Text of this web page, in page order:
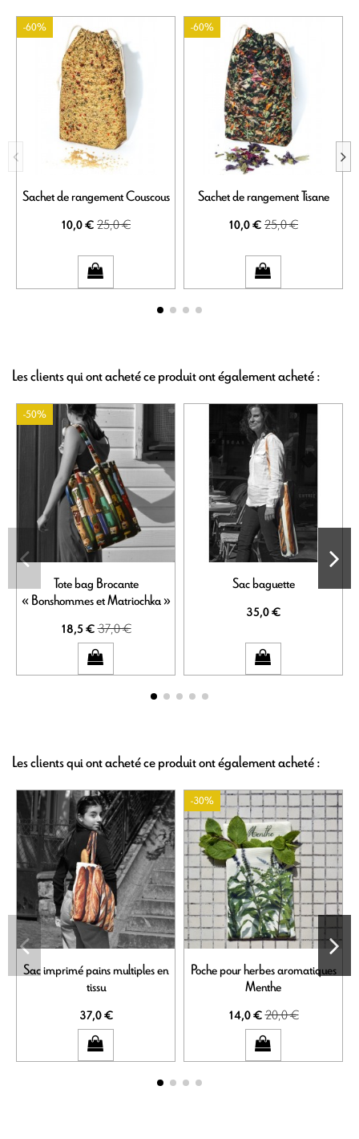
-60%
Sachet de rangement Couscous
10,0 €25,0 €
-60%
Sachet de rangement Tisane
10,0 €25,0 €
Les clients qui ont acheté ce produit ont également acheté :
-50%
Tote bag Brocante
« Bonshommes et Matriochka »
18,5 €37,0 €
Sac baguette
35,0 €
Les clients qui ont acheté ce produit ont également acheté :
Sac imprimé pains multiples en
tissu
37,0 €
-30%
Poche pour herbes aromatiques
Menthe
14,0 €20,0 €